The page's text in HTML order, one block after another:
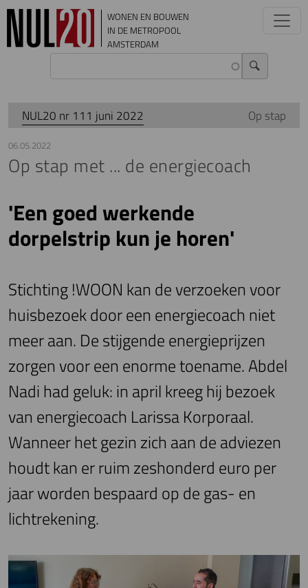
Overslaan en naar de inhoud gaan
WONEN EN BOUWEN
IN DE METROPOOL
AMSTERDAM
NUL20 nr 111 juni 2022 Op stap
06.05.2022
Op stap met ... de energiecoach
'Een goed werkende
dorpelstrip kun je horen'
Stichting !WOON kan de verzoeken voor
huisbezoek door een energiecoach niet
meer aan. De stijgende energieprijzen
zorgen voor een enorme toename. Abdel
Nadi had geluk: in april kreeg hij bezoek
van energiecoach Larissa Korporaal.
Wanneer het gezin zich aan de adviezen
houdt kan er ruim zeshonderd euro per
jaar worden bespaard op de gas- en
lichtrekening.
Image